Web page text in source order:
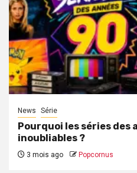
News Série
Pourquoi les séries des
inoubliables ?
3 mois ago Popcornus